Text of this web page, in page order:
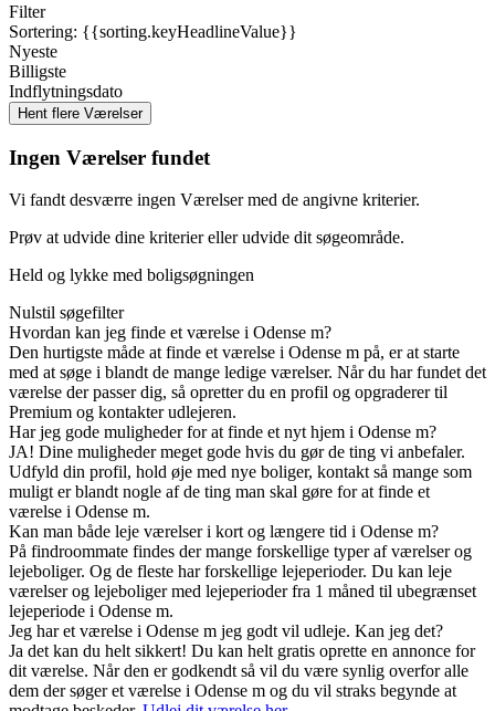
Filter
Sortering: {{sorting.keyHeadlineValue}}
Nyeste
Billigste
Indflytningsdato
Ingen Værelser fundet
Vi fandt desværre ingen Værelser med de angivne kriterier.
Prøv at udvide dine kriterier eller udvide dit søgeområde.
Held og lykke med boligsøgningen
Nulstil søgefilter
Hvordan kan jeg finde et værelse i Odense m?
Den hurtigste måde at finde et værelse i Odense m på, er at starte
med at søge i blandt de mange ledige værelser. Når du har fundet det
værelse der passer dig, så opretter du en profil og opgraderer til
Premium og kontakter udlejeren.
Har jeg gode muligheder for at finde et nyt hjem i Odense m?
JA! Dine muligheder meget gode hvis du gør de ting vi anbefaler.
Udfyld din profil, hold øje med nye boliger, kontakt så mange som
muligt er blandt nogle af de ting man skal gøre for at finde et
værelse i Odense m.
Kan man både leje værelser i kort og længere tid i Odense m?
På findroommate findes der mange forskellige typer af værelser og
lejeboliger. Og de fleste har forskellige lejeperioder. Du kan leje
værelser og lejeboliger med lejeperioder fra 1 måned til ubegrænset
lejeperiode i Odense m.
Jeg har et værelse i Odense m jeg godt vil udleje. Kan jeg det?
Ja det kan du helt sikkert! Du kan helt gratis oprette en annonce for
dit værelse. Når den er godkendt så vil du være synlig overfor alle
dem der søger et værelse i Odense m og du vil straks begynde at